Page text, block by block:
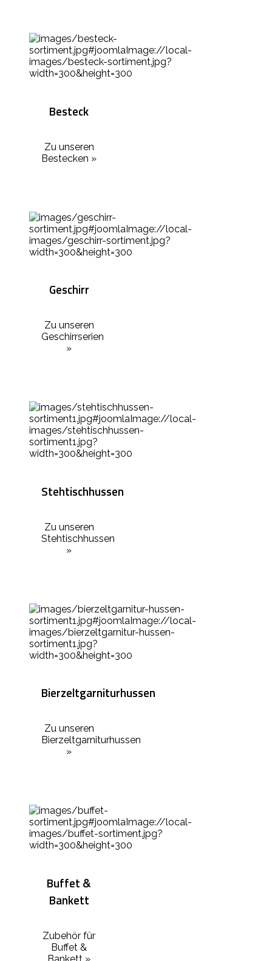
Besteck
Zu unseren
Bestecken »
Geschirr
Zu unseren
Geschirrserien
»
Stehtischhussen
Zu unseren
Stehtischhussen
»
Bierzeltgarniturhussen
Zu unseren
Bierzeltgarniturhussen
»
Buffet &
Bankett
Zubehör für
Buffet &
Bankett »